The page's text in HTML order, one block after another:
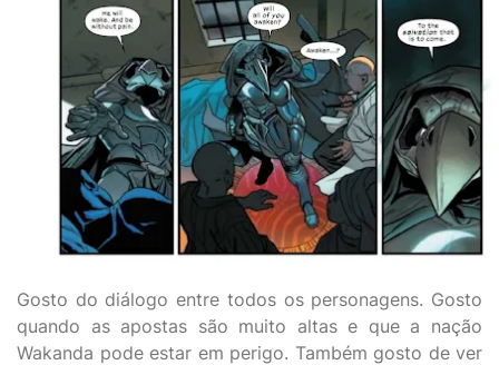
Gosto do diálogo entre todos os personagens. Gosto
quando as apostas são muito altas e que a nação
Wakanda pode estar em perigo. Também gosto de ver